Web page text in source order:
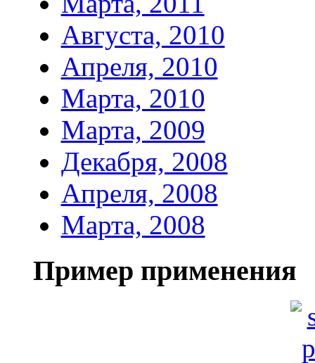
Августа, 2010
Апреля, 2010
Марта, 2010
Марта, 2009
Декабря, 2008
Апреля, 2008
Марта, 2008
Пример применения